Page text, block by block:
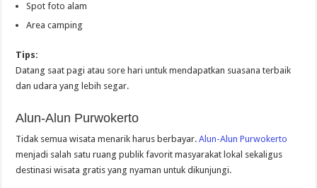
Spot foto alam
Area camping
Tips:
Datang saat pagi atau sore hari untuk mendapatkan suasana terbaik
dan udara yang lebih segar.
Alun-Alun Purwokerto
Tidak semua wisata menarik harus berbayar.Alun-Alun Purwokerto
menjadi salah satu ruang publik favorit masyarakat lokal sekaligus
destinasi wisata gratis yang nyaman untuk dikunjungi.